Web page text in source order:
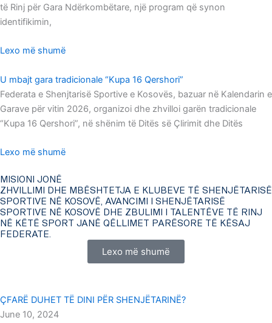
të Rinj për Gara Ndërkombëtare, një program që synon
identifikimin,
Lexo më shumë
U mbajt gara tradicionale “Kupa 16 Qershori”
Federata e Shenjtarisë Sportive e Kosovës, bazuar në Kalendarin e
Garave për vitin 2026, organizoi dhe zhvilloi garën tradicionale
“Kupa 16 Qershori”, në shënim të Ditës së Çlirimit dhe Ditës
Lexo më shumë
MISIONI JONË
ZHVILLIMI DHE MBËSHTETJA E KLUBEVE TË SHENJËTARISË
SPORTIVE NË KOSOVË, AVANCIMI I SHENJËTARISË
SPORTIVE NË KOSOVË DHE ZBULIMI I TALENTËVE TË RINJ
NË KËTË SPORT JANË QËLLIMET PARËSORE TË KËSAJ
FEDERATE.
Lexo më shumë
ÇFARË DUHET TË DINI PËR SHENJËTARINË?
June 10, 2024